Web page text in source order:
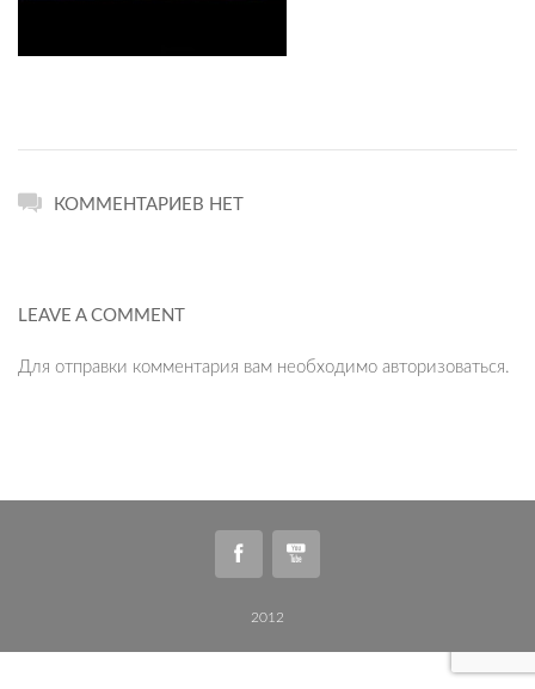
КОММЕНТАРИЕВ НЕТ
LEAVE A COMMENT
Для отправки комментария вам необходимо авторизоваться.
2012